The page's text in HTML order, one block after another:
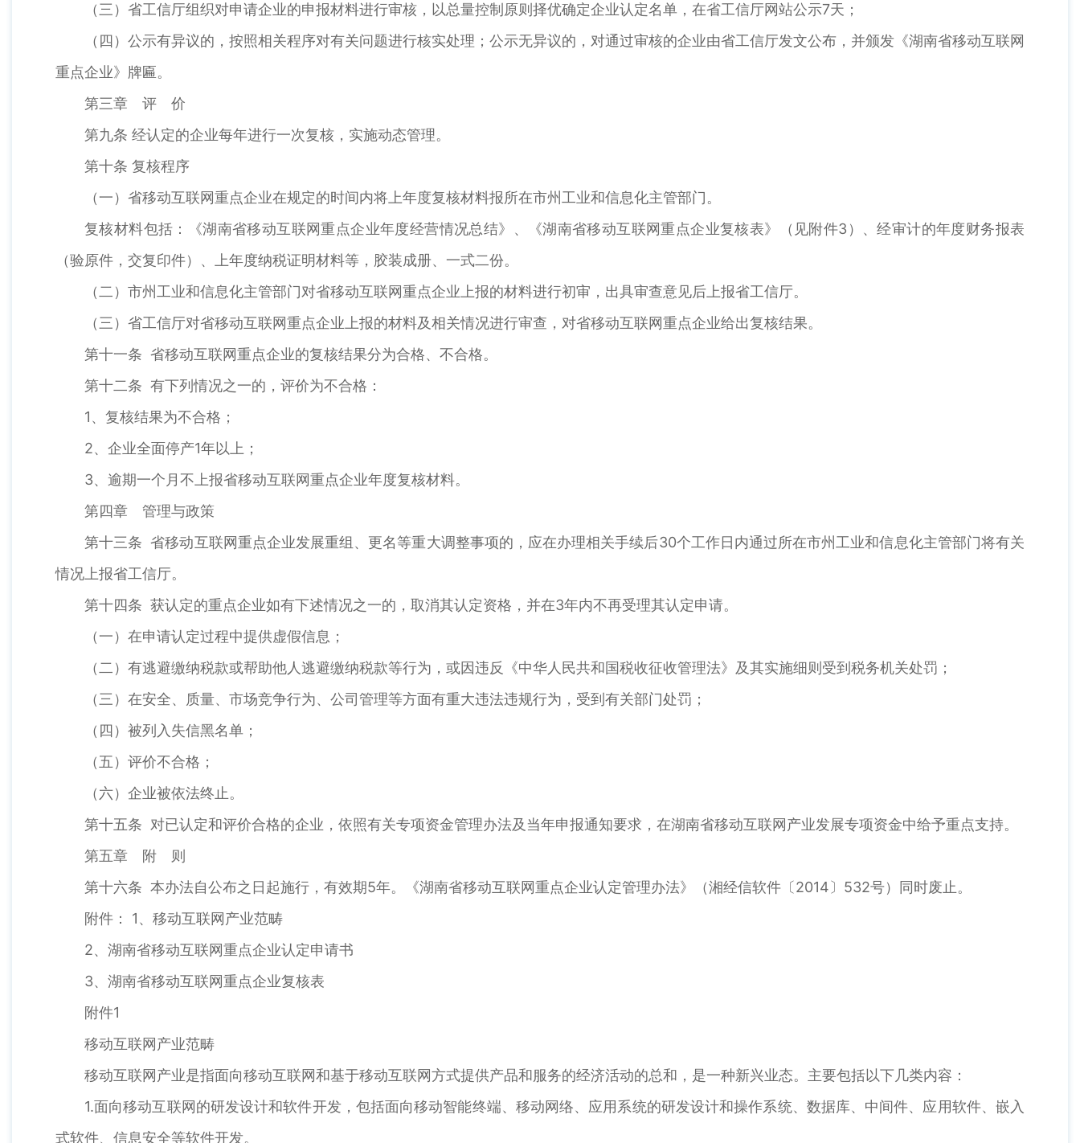
（三）省工信厅组织对申请企业的申报材料进行审核，以总量控制原则择优确定企业认定名单，在省工信厅网站公示7天；
（四）公示有异议的，按照相关程序对有关问题进行核实处理；公示无异议的，对通过审核的企业由省工信厅发文公布，并颁发《湖南省移动互联网
重点企业》牌匾。
第三章 评 价
第九条 经认定的企业每年进行一次复核，实施动态管理。
第十条 复核程序
（一）省移动互联网重点企业在规定的时间内将上年度复核材料报所在市州工业和信息化主管部门。
复核材料包括：《湖南省移动互联网重点企业年度经营情况总结》、《湖南省移动互联网重点企业复核表》（见附件3）、经审计的年度财务报表
（验原件，交复印件）、上年度纳税证明材料等，胶装成册、一式二份。
（二）市州工业和信息化主管部门对省移动互联网重点企业上报的材料进行初审，出具审查意见后上报省工信厅。
（三）省工信厅对省移动互联网重点企业上报的材料及相关情况进行审查，对省移动互联网重点企业给出复核结果。
第十一条 省移动互联网重点企业的复核结果分为合格、不合格。
第十二条 有下列情况之一的，评价为不合格：
1、复核结果为不合格；
2、企业全面停产1年以上；
3、逾期一个月不上报省移动互联网重点企业年度复核材料。
第四章 管理与政策
第十三条 省移动互联网重点企业发展重组、更名等重大调整事项的，应在办理相关手续后30个工作日内通过所在市州工业和信息化主管部门将有关
情况上报省工信厅。
第十四条 获认定的重点企业如有下述情况之一的，取消其认定资格，并在3年内不再受理其认定申请。
（一）在申请认定过程中提供虚假信息；
（二）有逃避缴纳税款或帮助他人逃避缴纳税款等行为，或因违反《中华人民共和国税收征收管理法》及其实施细则受到税务机关处罚；
（三）在安全、质量、市场竞争行为、公司管理等方面有重大违法违规行为，受到有关部门处罚；
（四）被列入失信黑名单；
（五）评价不合格；
（六）企业被依法终止。
第十五条 对已认定和评价合格的企业，依照有关专项资金管理办法及当年申报通知要求，在湖南省移动互联网产业发展专项资金中给予重点支持。
第五章 附 则
第十六条 本办法自公布之日起施行，有效期5年。《湖南省移动互联网重点企业认定管理办法》（湘经信软件〔2014〕532号）同时废止。
附件： 1、移动互联网产业范畴
2、湖南省移动互联网重点企业认定申请书
3、湖南省移动互联网重点企业复核表
附件1
移动互联网产业范畴
移动互联网产业是指面向移动互联网和基于移动互联网方式提供产品和服务的经济活动的总和，是一种新兴业态。主要包括以下几类内容：
1.面向移动互联网的研发设计和软件开发，包括面向移动智能终端、移动网络、应用系统的研发设计和操作系统、数据库、中间件、应用软件、嵌入
式软件、信息安全等软件开发。